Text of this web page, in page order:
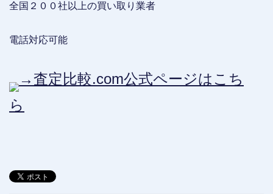
全国２００社以上の買い取り業者
電話対応可能
→査定比較.com公式ページはこち
ら